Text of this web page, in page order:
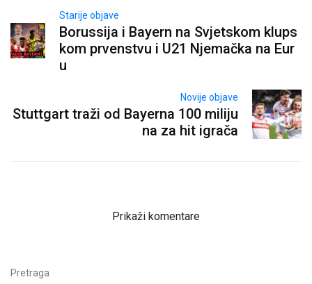
Starije objave
Borussija i Bayern na Svjetskom klups
kom prvenstvu i U21 Njemačka na Eur
u
Novije objave
Stuttgart traži od Bayerna 100 miliju
na za hit igrača
Prikaži komentare
Pretraga